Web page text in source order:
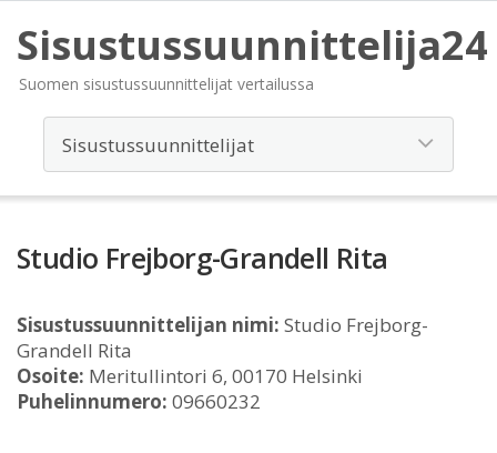
Sisustussuunnittelija24
Suomen sisustussuunnittelijat vertailussa
Studio Frejborg-Grandell Rita
Sisustussuunnittelijan nimi: Studio Frejborg-
Grandell Rita
Osoite: Meritullintori 6, 00170 Helsinki
Puhelinnumero: 09660232